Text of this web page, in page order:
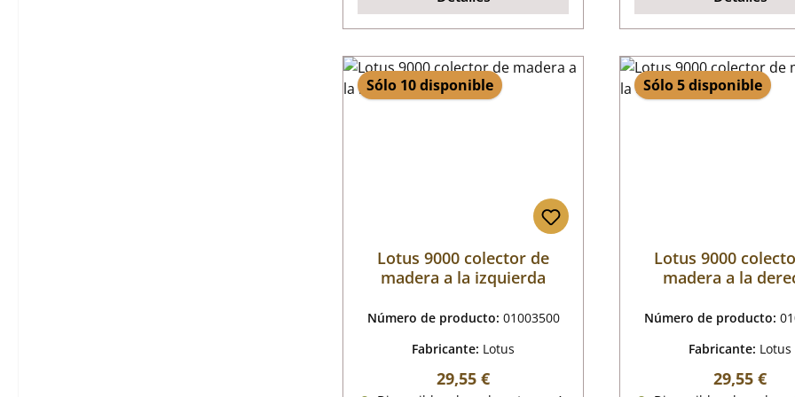
Sólo 10 disponible
Lotus 9000 colector de
madera a la izquierda
Número de producto: 01003500
Fabricante: Lotus
Precio normal:
29,55 €
Sólo 5 disponible
Lotus 9000
madera a la
Número de producto:
Fabricante: Lotus
Precio
29,55 €